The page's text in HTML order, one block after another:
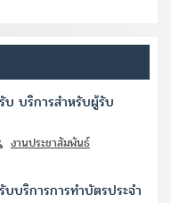
บ บริการสำหรับผู้รับ
งานประชาสัมพันธ์
บริการการทำบัตรประจำ